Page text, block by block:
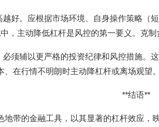
好。应根据市场环境、自身操作策略（
，主动降低杠杆是风控的第一要义。克制
须辅以更严格的投资纪律和风控措施。
、在行情不明朗时主动降杠杆或离场观望
**结语**
带的金融工具，以其显著的杠杆效应